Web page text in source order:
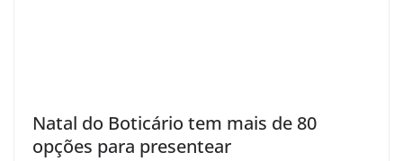
Natal do Boticário tem mais de 80
opções para presentear